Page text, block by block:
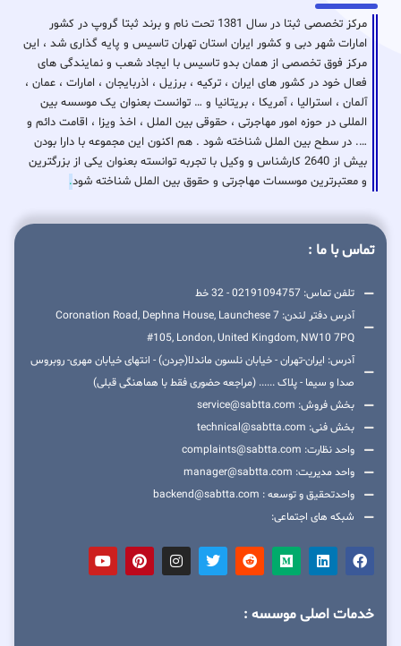
مرکز تخصصی ثبتا در سال 1381 تحت نام و برند ثبتا گروپ در کشور
امارات شهر دبی و کشور ایران استان تهران تاسیس و پایه گذاری شد ، این
مرکز فوق تخصصی از همان بدو تاسیس با ایجاد شعب و نمایندگی های
فعال خود در کشور های ایران ، ترکیه ، برزیل ، اذربایجان ، امارات ، عمان ،
آلمان ، استرالیا ، آمریکا ، بریتانیا و … توانست بعنوان یک موسسه بین
المللی در حوزه امور مهاجرتی ، حقوقی بین الملل ، اخذ ویزا ، اقامت دائم و
…. در سطح بین الملل شناخته شود . هم اکنون این مجموعه با دارا بودن
بیش از 2640 کارشناس و وکیل با تجربه توانسته بعنوان یکی از بزرگترین
و معتبرترین موسسات مهاجرتی و حقوق بین الملل شناخته شود.
تماس با ما :
تلفن تماس: 02191094757 - 32 خط
آدرس دفتر لندن: 7 Coronation Road, Dephna House, Launchese
#105, London, United Kingdom, NW10 7PQ
آدرس: ایران-تهران - خیابان نلسون ماندلا(جردن) - انتهای خیابان مهری- روبروس
صدا و سیما - پلاک ...... (مراجعه حضوری فقط با هماهنگی قبلی)
بخش فروش: service@sabtta.com
بخش فنی: technical@sabtta.com
واحد نظارت: complaints@sabtta.com
واحد مدیریت: manager@sabtta.com
واحدتحقیق و توسعه : backend@sabtta.com
شبکه های اجتماعی:
خدمات اصلی موسسه :